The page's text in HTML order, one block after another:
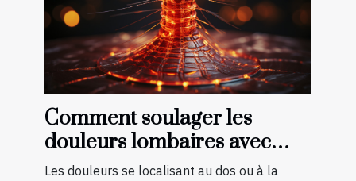
Comment soulager les
douleurs lombaires avec
quelques exercices ?
Les douleurs se localisant au dos ou à la